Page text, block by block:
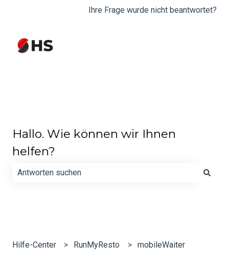
Ihre Frage wurde nicht beantwortet?
Hallo. Wie können wir Ihnen
helfen?
Hilfe-Center RunMyResto mobileWaiter